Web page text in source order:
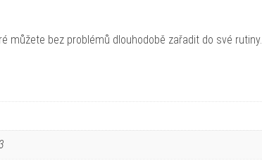
můžete bez problémů dlouhodobě zařadit do své rutiny.